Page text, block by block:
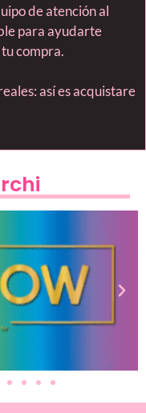
de atención al
para ayudarte
compra.
así es acquistare